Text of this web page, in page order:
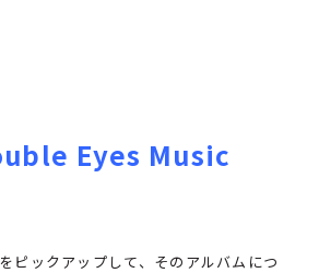
Eyes Music
ピックアップして、そのアルバムにつ